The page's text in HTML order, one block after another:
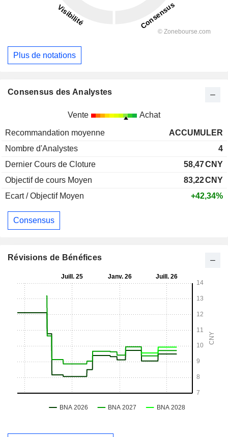
Plus de notations
Consensus des Analystes
Vente Achat
Recommandation moyenne
ACCUMULER
Nombre d'Analystes
4
Dernier Cours de Cloture
58,47CNY
Objectif de cours Moyen
83,22CNY
Ecart / Objectif Moyen
+42,34%
Consensus
Révisions de Bénéfices